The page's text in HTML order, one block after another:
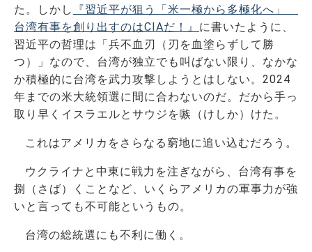
た。しかし
『習近平が狙う「米一極から多極化へ」
台湾有事を創り出すのはCIAだ！』 に書いたように、
習近平の哲理は「兵不血刃（刃を血塗らずして勝
つ）」なので、台湾が独立でも叫ばない限り、なかな
か積極的に台湾を武力攻撃しようとはしない。2024
年までの米大統領選に間に合わないのだ。だから手っ
取り早くイスラエルとサウジを嗾（けしか）けた。
これはアメリカをさらなる窮地に追い込むだろう。
ウクライナと中東に戦力を注ぎながら、台湾有事を
捌（さば）くことなど、いくらアメリカの軍事力が強
いと言っても不可能というもの。
台湾の総統選にも不利に働く。